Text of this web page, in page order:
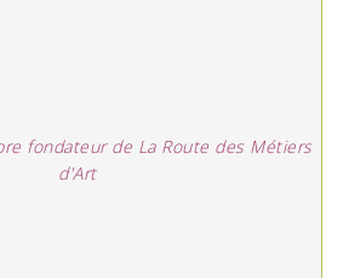
fondateur de La Route des Métiers
d'Art